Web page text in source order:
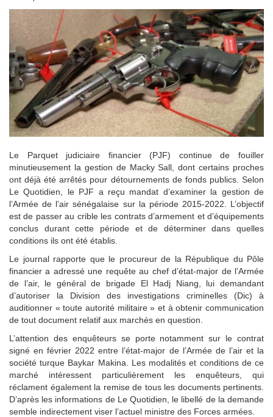
Le Parquet judiciaire financier (PJF) continue de fouiller
minutieusement la gestion de Macky Sall, dont certains proches
ont déjà été arrêtés pour détournements de fonds publics. Selon
Le Quotidien, le PJF a reçu mandat d’examiner la gestion de
l’Armée de l’air sénégalaise sur la période 2015-2022. L’objectif
est de passer au crible les contrats d’armement et d’équipements
conclus durant cette période et de déterminer dans quelles
conditions ils ont été établis.
Le journal rapporte que le procureur de la République du Pôle
financier a adressé une requête au chef d’état-major de l’Armée
de l’air, le général de brigade El Hadj Niang, lui demandant
d’autoriser la Division des investigations criminelles (Dic) à
auditionner « toute autorité militaire » et à obtenir communication
de tout document relatif aux marchés en question.
L’attention des enquêteurs se porte notamment sur le contrat
signé en février 2022 entre l’état-major de l’Armée de l’air et la
société turque Baykar Makina. Les modalités et conditions de ce
marché intéressent particulièrement les enquêteurs, qui
réclament également la remise de tous les documents pertinents.
D’après les informations de Le Quotidien, le libellé de la demande
semble indirectement viser l’actuel ministre des Forces armées.